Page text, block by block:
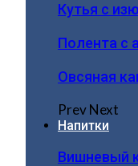
Кутья с
Полента с
Овсяная
PrevNext
Напитки
Вишневый